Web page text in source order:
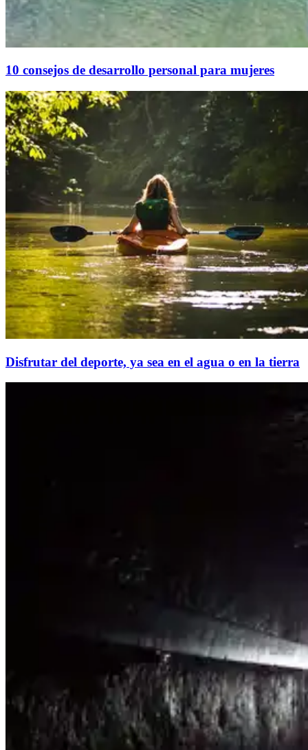
10 consejos de desarrollo personal para mujeres
Disfrutar del deporte, ya sea en el agua o en la tierra